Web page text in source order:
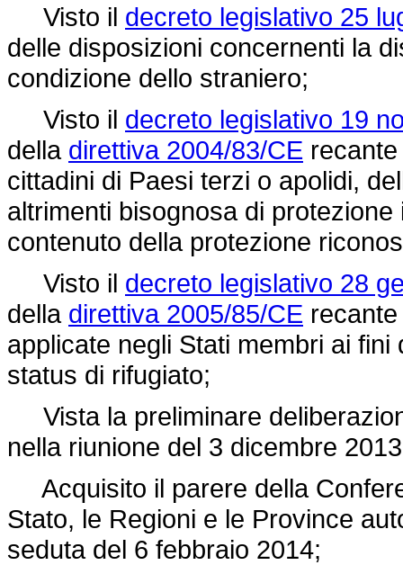
Visto il decreto legislativo 25
delle disposizioni concernenti la
condizione dello straniero;
Visto il decreto legislativo 19
della direttiva 2004/83/CE
cittadini di Paesi terzi o apolidi,
altrimenti bisognosa di
contenuto della protezione
Visto il decreto legislativo 28
della direttiva 2005/85/CE
applicate negli Stati membri ai
status di rifugiato;
Vista la preliminare
nella riunione del 3 dicembre
Acquisito il parere della
Stato, le Regioni e le Province
seduta del 6 febbraio 2014;